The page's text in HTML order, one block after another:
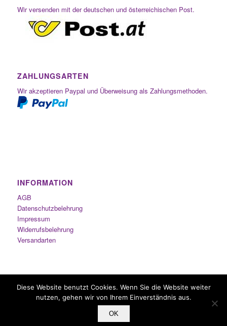
Wir versenden mit der deutschen und österreichischen Post.
ZAHLUNGSARTEN
Wir akzeptieren Paypal und Überweisung als Zahlungsmethoden.
INFORMATION
AGB
Datenschutzbelehrung
Impressum
Widerrufsbelehrung
Versandarten
Diese Website benutzt Cookies. Wenn Sie die Website weiter
nutzen, gehen wir von Ihrem Einverständnis aus.
OK